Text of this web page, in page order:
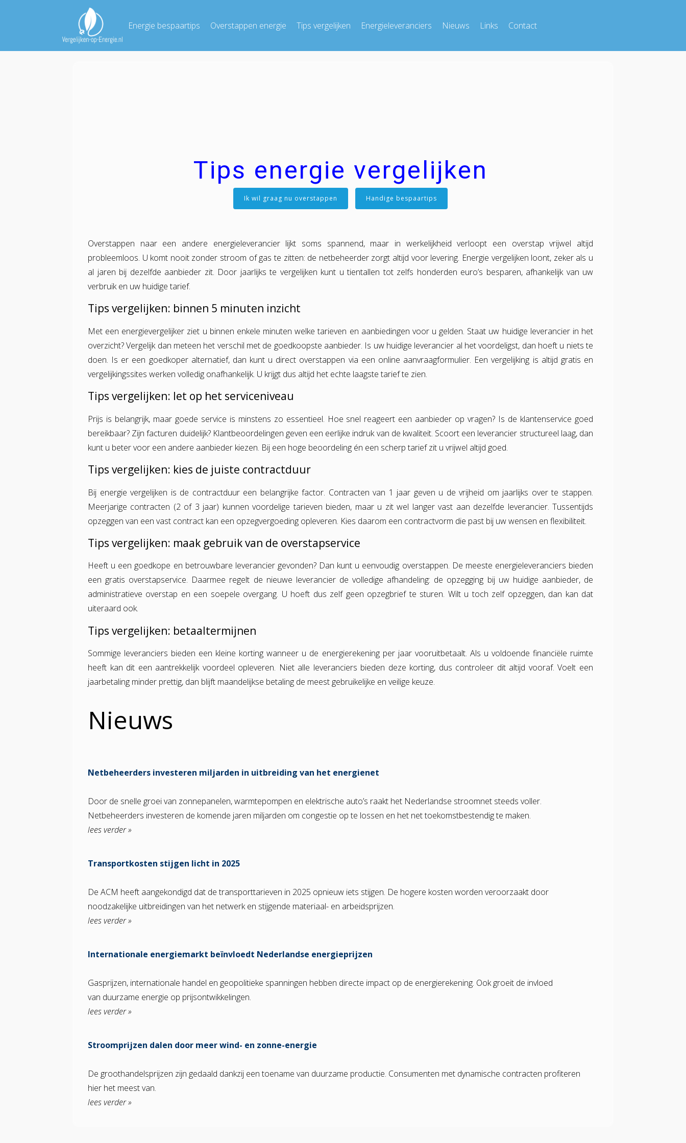
Energie bespaartips Overstappen energie Tips vergelijken Energieleveranciers Nieuws Links Contact
Tips energie vergelijken
Ik wil graag nu overstappen Handige bespaartips
Overstappen naar een andere energieleverancier lijkt soms spannend, maar in werkelijkheid verloopt een overstap vrijwel altijd
probleemloos. U komt nooit zonder stroom of gas te zitten: de netbeheerder zorgt altijd voor levering. Energie vergelijken loont, zeker als u
al jaren bij dezelfde aanbieder zit. Door jaarlijks te vergelijken kunt u tientallen tot zelfs honderden euro’s besparen, afhankelijk van uw
verbruik en uw huidige tarief.
Tips vergelijken: binnen 5 minuten inzicht
Met een energievergelijker ziet u binnen enkele minuten welke tarieven en aanbiedingen voor u gelden. Staat uw huidige leverancier in het
overzicht? Vergelijk dan meteen het verschil met de goedkoopste aanbieder. Is uw huidige leverancier al het voordeligst, dan hoeft u niets te
doen. Is er een goedkoper alternatief, dan kunt u direct overstappen via een online aanvraagformulier. Een vergelijking is altijd gratis en
vergelijkingssites werken volledig onafhankelijk. U krijgt dus altijd het echte laagste tarief te zien.
Tips vergelijken: let op het serviceniveau
Prijs is belangrijk, maar goede service is minstens zo essentieel. Hoe snel reageert een aanbieder op vragen? Is de klantenservice goed
bereikbaar? Zijn facturen duidelijk? Klantbeoordelingen geven een eerlijke indruk van de kwaliteit. Scoort een leverancier structureel laag, dan
kunt u beter voor een andere aanbieder kiezen. Bij een hoge beoordeling én een scherp tarief zit u vrijwel altijd goed.
Tips vergelijken: kies de juiste contractduur
Bij energie vergelijken is de contractduur een belangrijke factor. Contracten van 1 jaar geven u de vrijheid om jaarlijks over te stappen.
Meerjarige contracten (2 of 3 jaar) kunnen voordelige tarieven bieden, maar u zit wel langer vast aan dezelfde leverancier. Tussentijds
opzeggen van een vast contract kan een opzegvergoeding opleveren. Kies daarom een contractvorm die past bij uw wensen en flexibiliteit.
Tips vergelijken: maak gebruik van de overstapservice
Heeft u een goedkope en betrouwbare leverancier gevonden? Dan kunt u eenvoudig overstappen. De meeste energieleveranciers bieden
een gratis overstapservice. Daarmee regelt de nieuwe leverancier de volledige afhandeling: de opzegging bij uw huidige aanbieder, de
administratieve overstap en een soepele overgang. U hoeft dus zelf geen opzegbrief te sturen. Wilt u toch zelf opzeggen, dan kan dat
uiteraard ook.
Tips vergelijken: betaaltermijnen
Sommige leveranciers bieden een kleine korting wanneer u de energierekening per jaar vooruitbetaalt. Als u voldoende financiële ruimte
heeft kan dit een aantrekkelijk voordeel opleveren. Niet alle leveranciers bieden deze korting, dus controleer dit altijd vooraf. Voelt een
jaarbetaling minder prettig, dan blijft maandelijkse betaling de meest gebruikelijke en veilige keuze.
Nieuws
Netbeheerders investeren miljarden in uitbreiding van het energienet
Door de snelle groei van zonnepanelen, warmtepompen en elektrische auto’s raakt het Nederlandse stroomnet steeds voller.
Netbeheerders investeren de komende jaren miljarden om congestie op te lossen en het net toekomstbestendig te maken.
lees verder »
Transportkosten stijgen licht in 2025
De ACM heeft aangekondigd dat de transporttarieven in 2025 opnieuw iets stijgen. De hogere kosten worden veroorzaakt door
noodzakelijke uitbreidingen van het netwerk en stijgende materiaal- en arbeidsprijzen.
lees verder »
Internationale energiemarkt beïnvloedt Nederlandse energieprijzen
Gasprijzen, internationale handel en geopolitieke spanningen hebben directe impact op de energierekening. Ook groeit de invloed
van duurzame energie op prijsontwikkelingen.
lees verder »
Stroomprijzen dalen door meer wind- en zonne-energie
De groothandelsprijzen zijn gedaald dankzij een toename van duurzame productie. Consumenten met dynamische contracten profiteren
hier het meest van.
lees verder »